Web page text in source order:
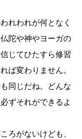
れわれが何となく
陀や神やヨーガの
じてひたすら修習
ば変わりません。
同じだね。どんな
ずそれができるよ
ろがないけども、